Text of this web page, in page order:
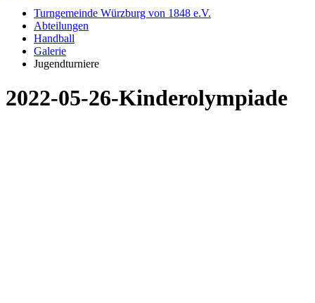
Turngemeinde Würzburg von 1848 e.V.
Abteilungen
Handball
Galerie
Jugendturniere
2022-05-26-Kinderolympiade